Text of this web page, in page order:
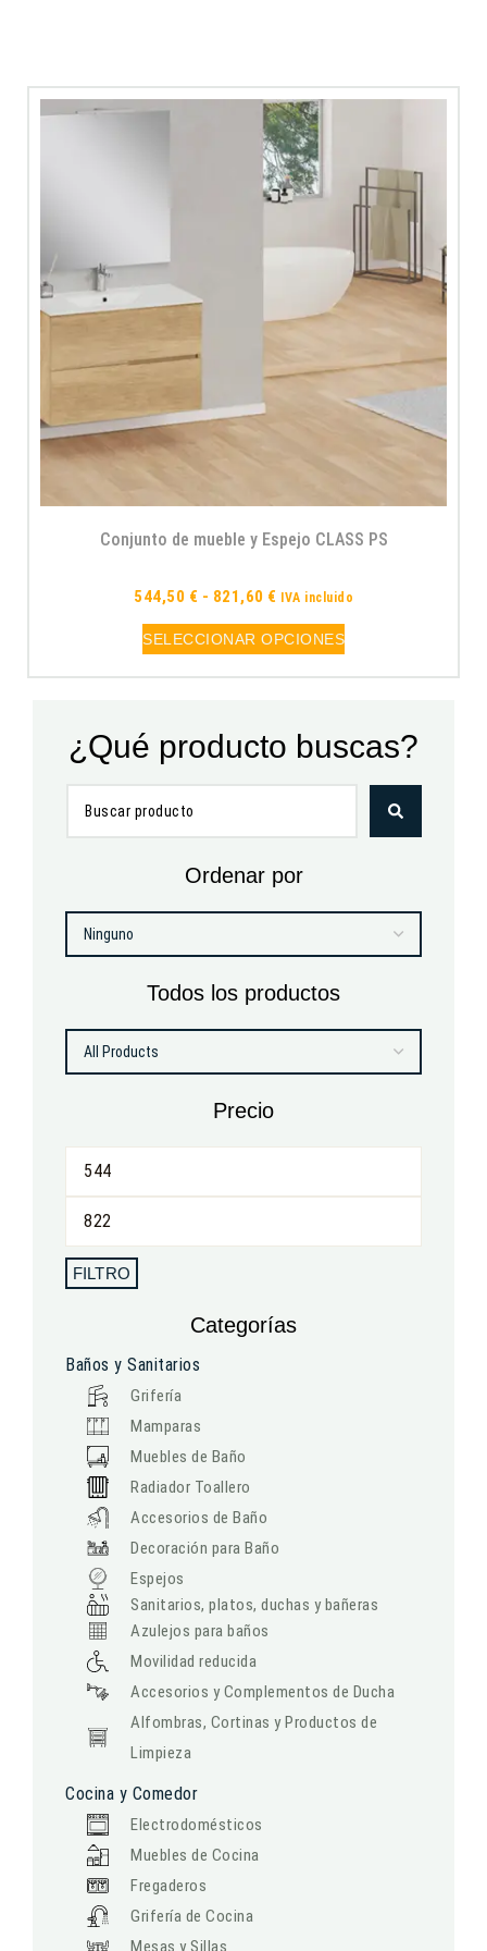
¿Qué producto buscas?
Ordenar por
Todos los productos
Precio
FILTRO
Categorías
Baños y Sanitarios
Grifería
Mamparas
Muebles de Baño
Radiador Toallero
Accesorios de Baño
Decoración para Baño
Espejos
Sanitarios, platos, duchas y bañeras
Azulejos para baños
Movilidad reducida
Accesorios y Complementos de Ducha
Alfombras, Cortinas y Productos de
Limpieza
Cocina y Comedor
Electrodomésticos
Muebles de Cocina
Fregaderos
Grifería de Cocina
Mesas y Sillas
Conjunto de mueble y Espejo CLASS PS
544,50 € - 821,60 € IVA incluido
SELECCIONAR OPCIONES